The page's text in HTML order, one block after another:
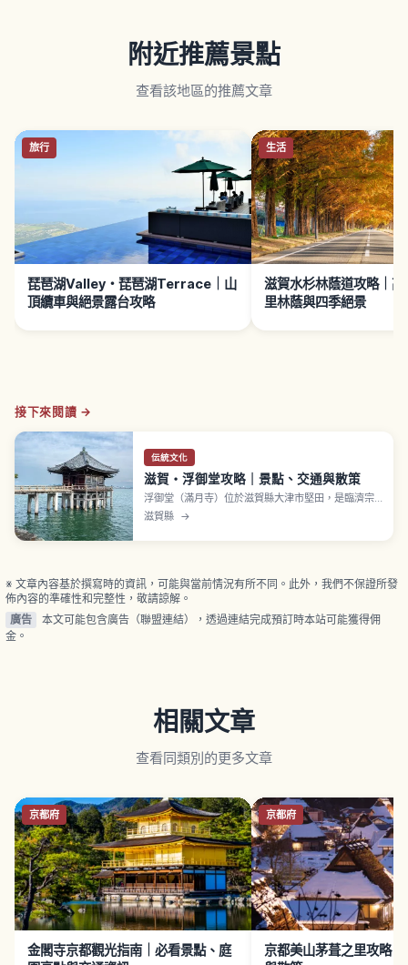
附近推薦景點
查看該地區的推薦文章
旅行
琵琶湖Valley・琵琶湖Terrace｜山
頂纜車與絕景露台攻略
生活
滋賀水杉林蔭道攻略｜
里林蔭與四季絕景
接下來閱讀 →
伝統文化
滋賀・浮御堂攻略｜景點、交通與散策
浮御堂（滿月寺）位於滋賀縣大津市堅田，是臨濟宗
大德寺派寺院。平安時代長德年間（995〜999年）
為人知，松尾芭蕉等文人也曾吟詠。現觀音堂為昭和
滋賀縣 →
※ 文章內容基於撰寫時的資訊，可能與當前情況有所不同。此外，我們不保證所發
佈內容的準確性和完整性，敬請諒解。
廣告
本文可能包含廣告（聯盟連結），透過連結完成預訂時本站可能獲得佣
金。
相關文章
查看同類別的更多文章
京都府
金閣寺京都觀光指南｜必看景點、庭
京都府
京都美山茅葺之里攻略